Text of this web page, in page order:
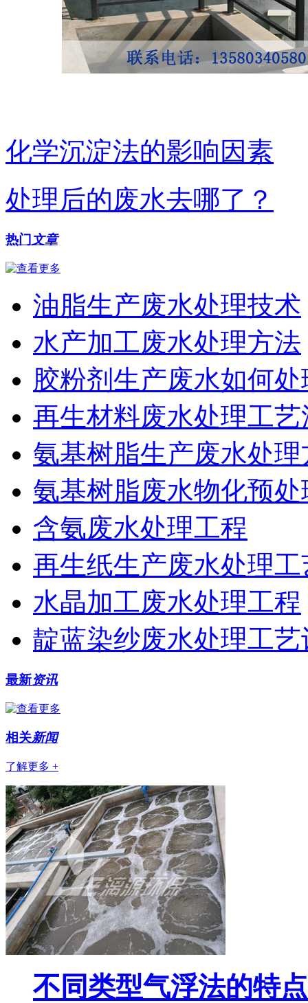
化学沉淀法的影响因素
处理后的废水去哪了？
热门 文章
油脂生产废水处理技术
水产加工废水处理方法
胶粉剂生产废水如何处
再生材料废水处理工艺
氨基树脂生产废水处理
氨基树脂废水物化预
含氨废水处理工程
再生纸生产废水处理工
水晶加工废水处理工程
靛蓝染纱废水处理工艺
最新资讯
相关新闻
了解更多 +
不同类型气浮法的特点